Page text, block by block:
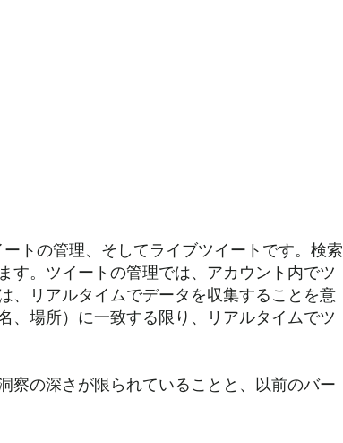
トの管理、そしてライブツイートです。検索
す。ツイートの管理では、アカウント内でツ
、リアルタイムでデータを収集することを意
、場所）に一致する限り、リアルタイムでツ
察の深さが限られていることと、以前のバー